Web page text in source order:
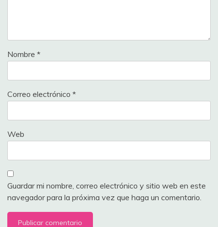
Nombre *
Correo electrónico *
Web
Guardar mi nombre, correo electrónico y sitio web en este
navegador para la próxima vez que haga un comentario.